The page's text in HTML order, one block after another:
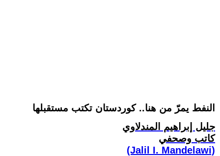
النفط يمرّ من هنا.. كوردستان تكتب مستقبلها
جليل إبراهيم المندلاوي
كاتب وصحفي
(Jalil I. Mandelawi)